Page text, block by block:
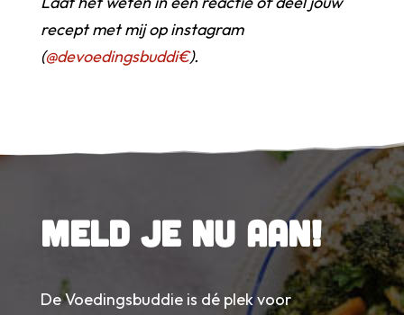
recept met mij op instagram
(@devoedingsbuddi€).
Meld je nu aan!
De Voedingsbuddie is dé plek voor